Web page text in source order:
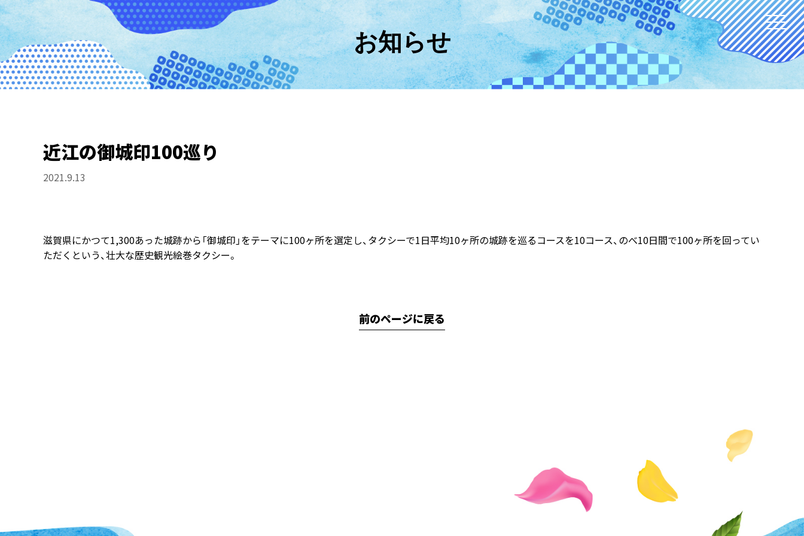
お知らせ
近江の御城印100巡り
2021.9.13
滋賀県にかつて1,300あった城跡から「御城印」をテーマに100ヶ所を選定し、タクシーで1日平均10ヶ所の城跡を巡るコースを10コース、のべ10日間で100ヶ所を回ってい
ただくという、壮大な歴史観光絵巻タクシー。
前のページに戻る